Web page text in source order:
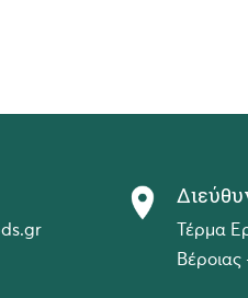
Τέρμα